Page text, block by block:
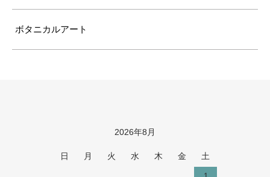
ボタニカルアート
2026年8月
日 月 火 水 木 金 土